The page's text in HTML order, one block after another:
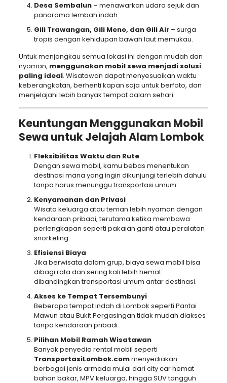
Desa Sembalun– menawarkan udara sejuk dan
panorama lembah indah.
Gili Trawangan, Gili Meno, dan Gili Air– surga
tropis dengan kehidupan bawah laut memukau.
Untuk menjangkau semua lokasi ini dengan mudah dan
nyaman, menggunakan mobil sewa menjadi solusi
paling ideal. Wisatawan dapat menyesuaikan waktu
keberangkatan, berhenti kapan saja untuk berfoto, dan
menjelajahi lebih banyak tempat dalam sehari.
Keuntungan Menggunakan Mobil
Sewa untuk Jelajah Alam Lombok
Fleksibilitas Waktu dan Rute
Dengan sewa mobil, kamu bebas menentukan
destinasi mana yang ingin dikunjungi terlebih dahulu
tanpa harus menunggu transportasi umum.
Kenyamanan dan Privasi
Wisata keluarga atau teman lebih nyaman dengan
kendaraan pribadi, terutama ketika membawa
perlengkapan seperti pakaian ganti atau peralatan
snorkeling.
Efisiensi Biaya
Jika berwisata dalam grup, biaya sewa mobil bisa
dibagi rata dan sering kali lebih hemat
dibandingkan transportasi umum antar destinasi.
Akses ke Tempat Tersembunyi
Beberapa tempat indah di Lombok seperti Pantai
Mawun atau Bukit Pergasingan tidak mudah diakses
tanpa kendaraan pribadi.
Pilihan Mobil Ramah Wisatawan
Banyak penyedia rental mobil seperti
TransportasiLombok.commenyediakan
berbagai jenis armada mulai dari city car hemat
bahan bakar, MPV keluarga, hingga SUV tangguh